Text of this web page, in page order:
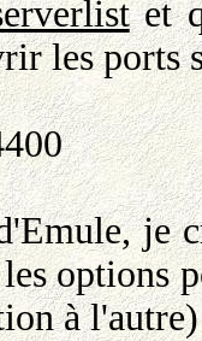
et
les ports
je
options
à l'autre)